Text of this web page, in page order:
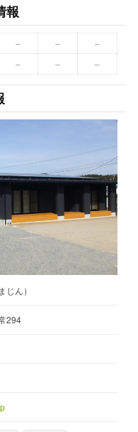
報
– –
–
– – –
じん）
294